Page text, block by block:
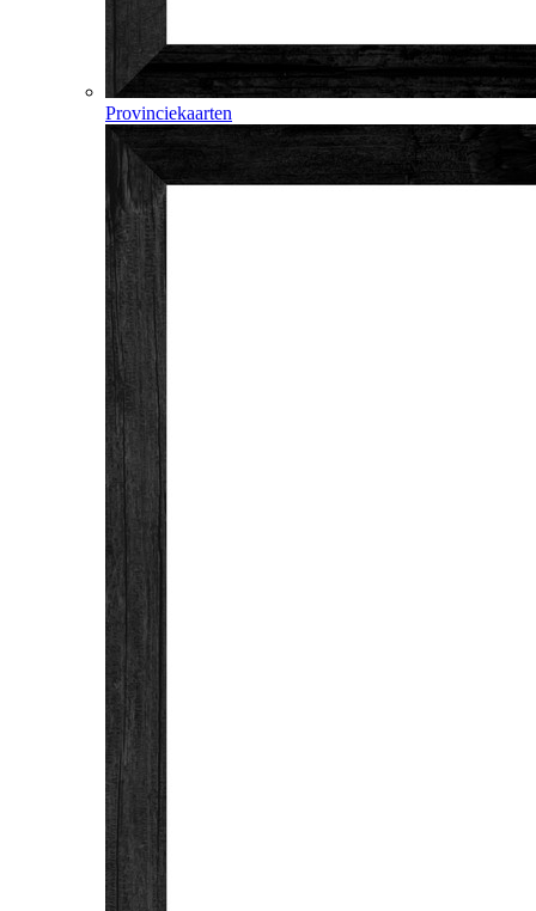
Provinciekaarten